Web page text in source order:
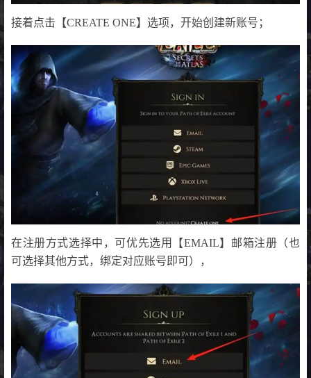
接着点击【CREATE ONE】选项，开始创建新账号；
在注册方式选择中，可优先选用【EMAIL】邮箱注册（也
可选择其他方式，绑定对应账号即可），